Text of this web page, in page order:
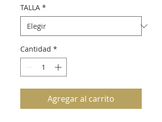
TALLA *
Cantidad *
Agregar al carrito